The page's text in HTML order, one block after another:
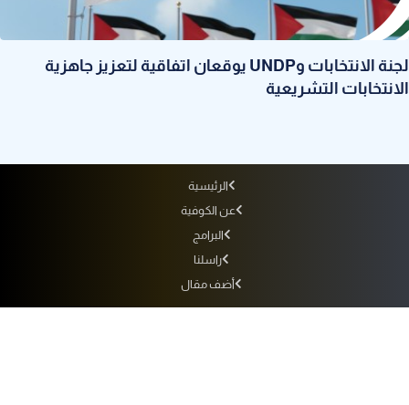
لجنة الانتخابات وUNDP يوقعان اتفاقية لتعزيز جاهزية
الانتخابات التشريعية
الرئيسية
عن الكوفية
البرامج
راسلنا
أضف مقال